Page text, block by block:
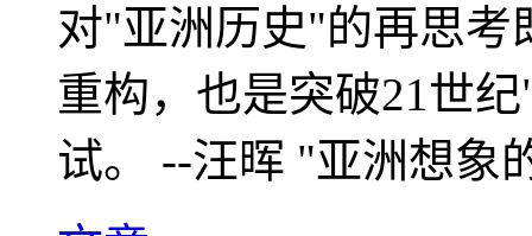
对"亚洲历史"的再思考
重构，也是突破21世
试。 --汪晖 "亚洲想象